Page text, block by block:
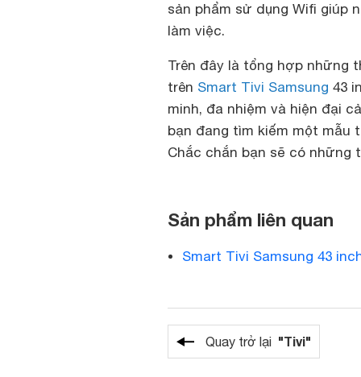
sản phẩm sử dụng Wifi giúp
làm việc.
Trên đây là tổng hợp những
trên Smart Tivi Samsung 43
minh, đa nhiệm và hiện đại
bạn đang tìm kiếm một mẫu
Chắc chắn bạn sẽ có những
Sản phẩm liên quan
Smart Tivi Samsung 43
Quay trở lại "Tivi"